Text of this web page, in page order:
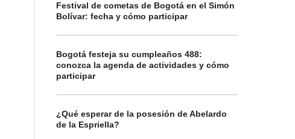
Festival de cometas de Bogotá en el Simón
Bolívar: fecha y cómo participar
Bogotá festeja su cumpleaños 488:
conozca la agenda de actividades y cómo
participar
¿Qué esperar de la posesión de Abelardo
de la Espriella?